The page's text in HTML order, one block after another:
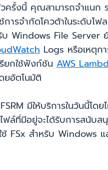
ครั้งนี้ คุณสามารถจำแนก
ช้การจำกัดโควต้าในระดับ
Windows File Server
Logs หรือเหตุก
ยกใช้ฟังก์ชัน AWS
อัตโนมัติ
มีให้บริการในวันนี้โดย
ฟล์ที่มีอยู่จะได้รับการสนับส
ช้ FSx สำหรับ Windows